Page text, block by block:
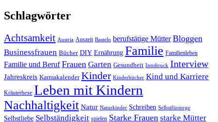
Schlagwörter
Achtsamkeit Austria Auszeit Basteln berufstätige Mütter Bloggen
Businessfrauen Bücher DIY Ernährung Familie Familienleben
Familie und Beruf Frauen Garten Gesundheit Innsbruck Interview
Jahreskreis Karmakalender Kinder Kinderbücher Kind und Karriere
Kräuterhexe Leben mit Kindern
Nachhaltigkeit Natur Naturkinder Schreiben Selbstfürsorge
Selbstliebe Selbständigkeit spielen Starke Frauen starke Mütter